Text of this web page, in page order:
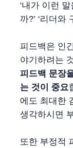
‘내가 이런
까?’ ‘리더와
피드백은 인
야기하려는
피드백 문장
는 것이 중요
에도 최대한
생각하시면
또한 부정적